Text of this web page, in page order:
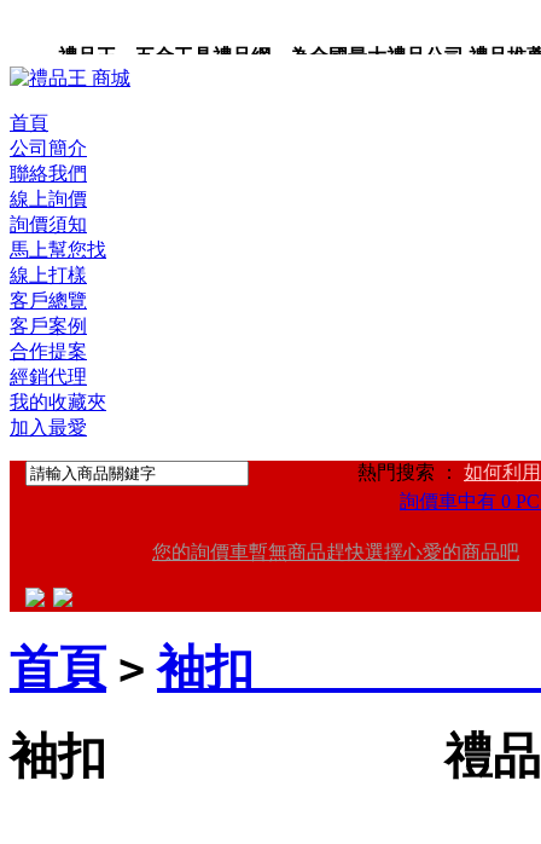
禮品王 五金工具禮品網 為全國最大禮品公司,禮品推
禮品卡,企業禮品,禮品小物,高級禮品,禮品網站。
首頁
公司簡介
聯絡我們
線上詢價
詢價須知
馬上幫您找
線上打樣
客戶總覽
客戶案例
合作提案
經銷代理
我的收藏夾
加入最愛
熱門搜索 ： 如何利
詢價車中有 0
您的詢價車暫無商品趕快選擇心愛的商品吧
首頁 > 袖扣 禮品
袖扣 禮品王禮